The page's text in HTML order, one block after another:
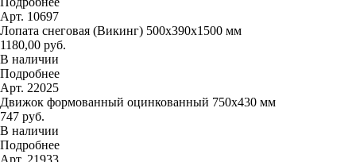
Арт. 10697
Лопата снеговая (Викинг) 500х390х1500 мм
1180,00 руб.
В наличии
Подробнее
Арт. 22025
Движок формованный оцинкованный 750х430 мм
747 руб.
В наличии
Подробнее
Арт. 21933